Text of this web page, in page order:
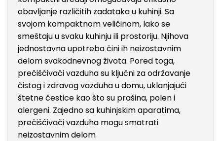
obavljanje različitih zadataka u kuhinji. Sa
svojom kompaktnom veličinom, lako se
smeštaju u svaku kuhinju ili prostoriju. Njihova
jednostavna upotreba čini ih neizostavnim
delom svakodnevnog života. Pored toga,
prečišćivači vazduha su ključni za održavanje
čistog i zdravog vazduha u domu, uklanjajući
štetne čestice kao što su prašina, polen i
alergeni. Zajedno sa kuhinjskim aparatima,
prečišćivači vazduha mogu smatrati
neizostavnim delom